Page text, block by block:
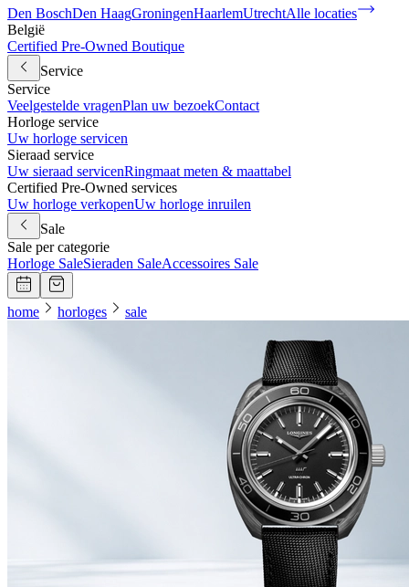
Den BoschDen HaagGroningenHaarlemUtrechtAlle locaties
België
Certified Pre-Owned Boutique
Service
Service
Veelgestelde vragenPlan uw bezoekContact
Horloge service
Uw horloge servicen
Sieraad service
Uw sieraad servicenRingmaat meten & maattabel
Certified Pre-Owned services
Uw horloge verkopenUw horloge inruilen
Sale
Sale per categorie
Horloge SaleSieraden SaleAccessoires Sale
home horloges sale